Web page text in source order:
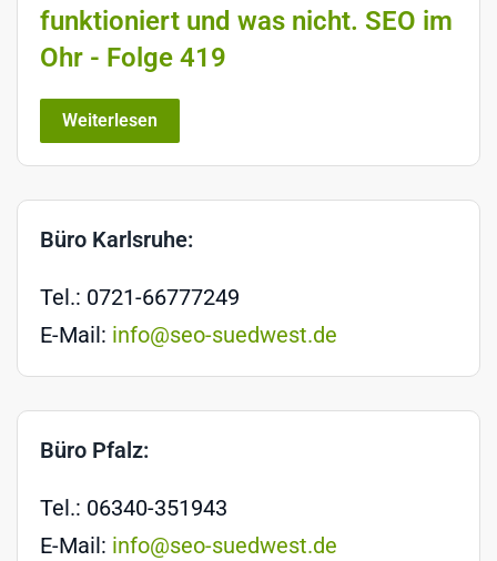
funktioniert und was nicht. SEO im
Ohr - Folge 419
Weiterlesen
Büro Karlsruhe:
Tel.: 0721-66777249
E-Mail: info@seo-suedwest.de
Büro Pfalz:
Tel.: 06340-351943
E-Mail: info@seo-suedwest.de